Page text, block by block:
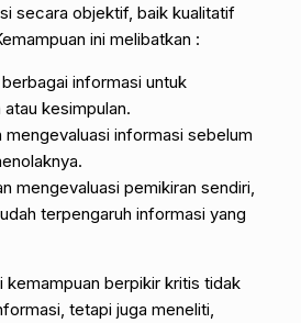
secara objektif, baik kualitatif
ini melibatkan :
informasi untuk
kesimpulan.
mengevaluasi informasi sebelum
mengevaluasi pemikiran sendiri,
terpengaruh informasi yang
kemampuan berpikir kritis tidak
tetapi juga meneliti,